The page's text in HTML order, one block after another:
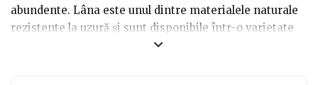
abundente. Lâna este unul dintre materialele naturale
rezistente la uzură și sunt disponibile într-o varietate
de modele, adaptate înălțimii și siluetei fiecărei